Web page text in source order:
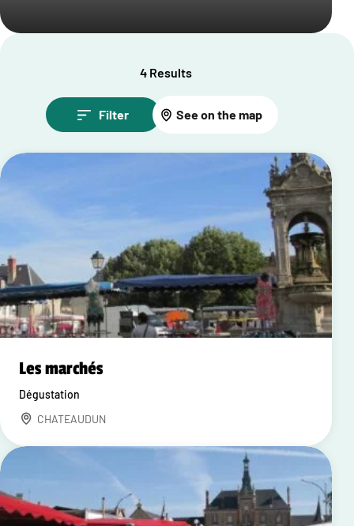
4 Results
Filter See on the map
Les marchés
Dégustation
CHATEAUDUN